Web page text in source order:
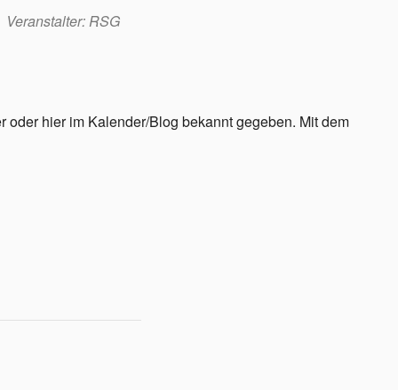
Veranstalter: RSG
oder hier im Kalender/Blog bekannt gegeben. Mit dem